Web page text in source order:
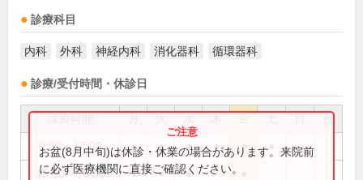
診療科目
内科 外科 神経内科 消化器科 循環器科
診療/受付時間・休診日
祝
9:00～12:00 ● ● ● ● ●
15:00～18:00 ● ● ●
お盆(8月中旬)は休診・休業の場合があります。来院前
に必ず医療機関に直接ご確認ください。